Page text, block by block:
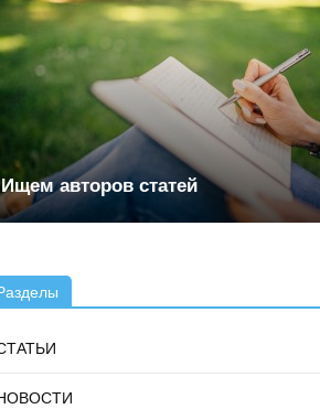
Ищем авторов статей